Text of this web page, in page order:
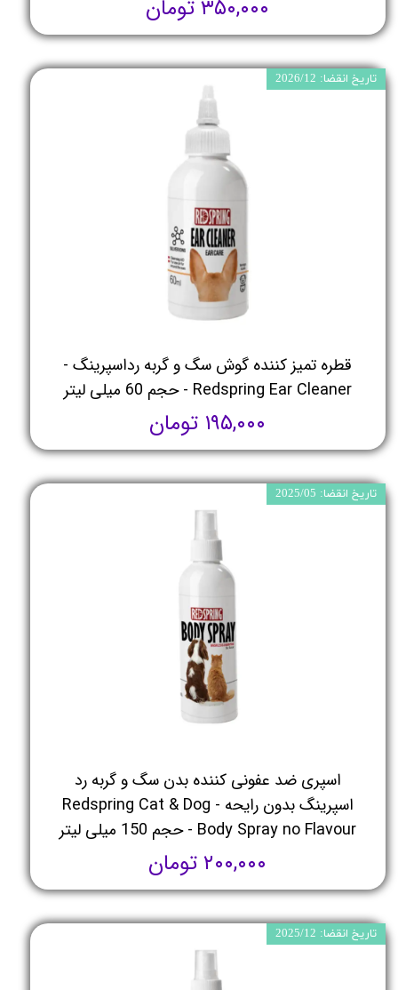
۳۵۰,۰۰۰ تومان
قطره تمیز کننده گوش سگ و گربه رداسپرینگ -
Redspring Ear Cleaner - حجم 60 میلی لیتر
۱۹۵,۰۰۰ تومان
تاریخ انقضا: 2026/12
اسپری ضد عفونی کننده بدن سگ و گربه رد
اسپرینگ بدون رایحه - Redspring Cat & Dog
Body Spray no Flavour - حجم 150 میلی لیتر
۲۰۰,۰۰۰ تومان
تاریخ انقضا: 2025/05
تاریخ انقضا: 2025/12